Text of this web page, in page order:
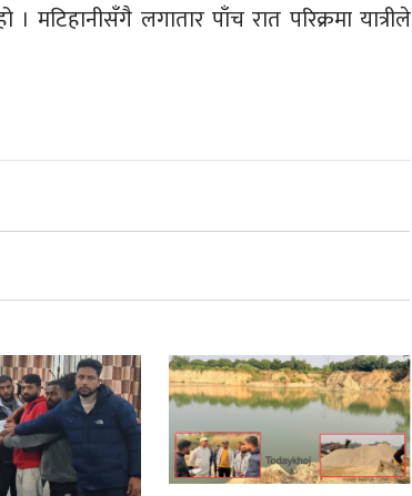
। मटिहानीसँगै लगातार पाँच रात परिक्रमा यात्रीले